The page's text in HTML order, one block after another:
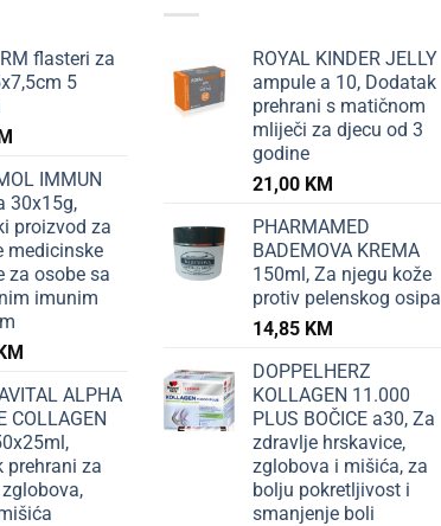
flasteri za
5
IMMUN
30x15g,
proizvod za
medicinske
za osobe sa
imunim
ALPHA
COLLAGEN
prehrani za
ROYAL KINDER JELLY
ampule a 10, Dodatak
prehrani s matičnom
mliječi za djecu od 3
godine
21,00 KM
PHARMAMED
BADEMOVA KREMA
150ml, Za njegu kože
protiv pelenskog osipa
14,85 KM
DOPPELHERZ
KOLLAGEN 11.000
PLUS BOČICE a30, Za
zdravlje hrskavice,
zglobova i mišića, za
bolju pokretljivost i
smanjenje boli